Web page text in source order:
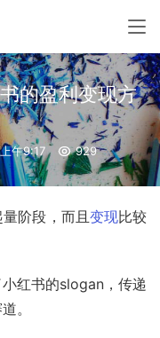
的盈利变现方
午9:17 929
阶段，而且 变现比较
小红书的slogan，传递
。